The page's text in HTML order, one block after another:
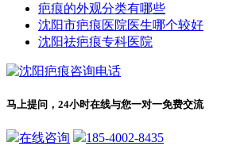
疤痕的外观分类有哪些
沈阳市疤痕医院医生哪个较好
沈阳祛疤痕专科医院
马上提问，24小时在线与您一对一免费交流
在线咨询 185-4002-8435